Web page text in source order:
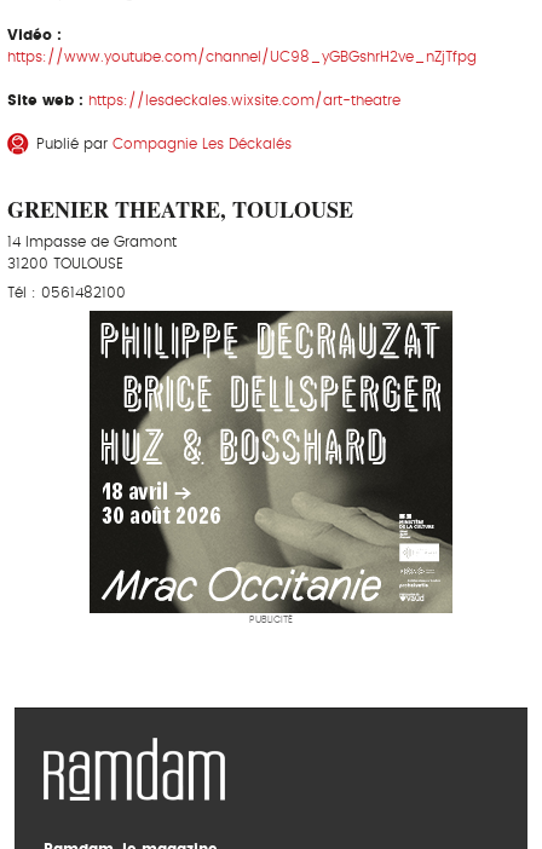
Vidéo :
https://www.youtube.com/channel/UC98_yGBGshrH2ve_nZjTfpg
Site web : https://lesdeckales.wixsite.com/art-theatre
Publié par Compagnie Les Déckalés
GRENIER THEATRE, TOULOUSE
14 Impasse de Gramont
31200 TOULOUSE
Tél : 0561482100
PUBLICITÉ